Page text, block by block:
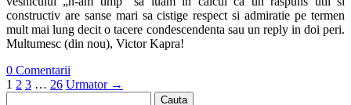
constructiv are sanse mari sa cistige respect si admiratie pe termen
mult mai lung decit o tacere condescendenta sau un reply in doi peri.
Multumesc (din nou), Victor Kapra!
0 Comentarii
1 2 3 … 26 Urmator →